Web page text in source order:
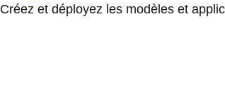
Créez et déployez les modèles et